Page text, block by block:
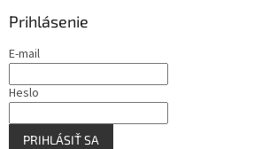
Prihlásenie
E-mail
Heslo
PRIHLÁSIŤ SA